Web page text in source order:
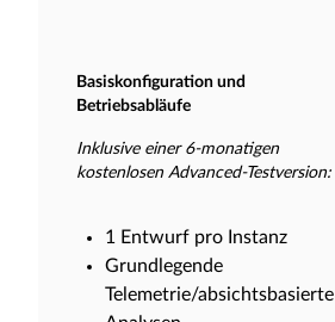
Basiskonfiguration und
Betriebsabläufe
Inklusive einer 6-monatigen
kostenlosen Advanced-Testversion:
1 Entwurf pro Instanz
Grundlegende
Telemetrie/absichtsbasierte